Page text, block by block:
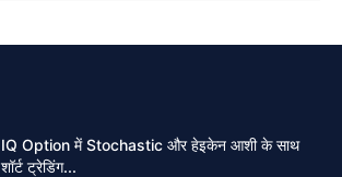
IQ Option में Stochastic और हेइकेन आशी के साथ
शॉर्ट ट्रेडिंग...